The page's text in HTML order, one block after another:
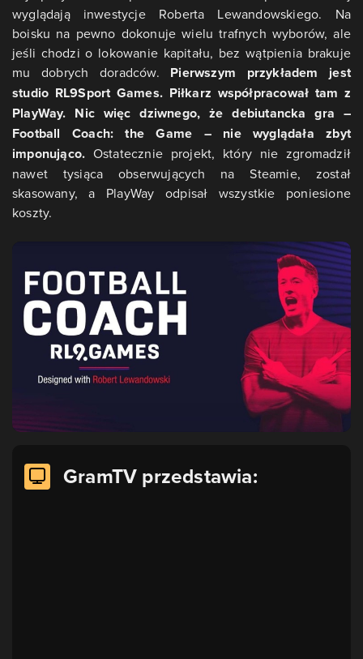
wyglądają inwestycje Roberta Lewandowskiego. Na
boisku na pewno dokonuje wielu trafnych wyborów, ale
jeśli chodzi o lokowanie kapitału, bez wątpienia brakuje
mu dobrych doradców. Pierwszym przykładem jest
studio RL9Sport Games. Piłkarz współpracował tam z
PlayWay. Nic więc dziwnego, że debiutancka gra –
Football Coach: the Game – nie wyglądała zbyt
imponująco. Ostatecznie projekt, który nie zgromadził
nawet tysiąca obserwujących na Steamie, został
skasowany, a PlayWay odpisał wszystkie poniesione
koszty.
GramTV przedstawia: